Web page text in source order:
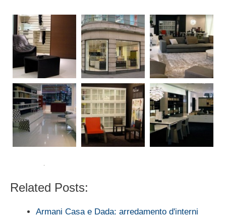
Related Posts:
Armani Casa e Dada: arredamento d'interni